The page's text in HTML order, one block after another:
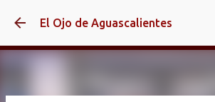
Ir al contenido principal
El Ojo de Aguascalientes